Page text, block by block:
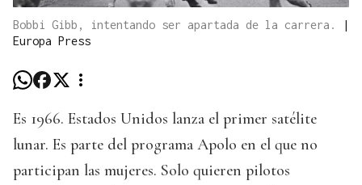
Bobbi Gibb, intentando ser apartada de la carrera.
|
Europa Press
Es 1966. Estados Unidos lanza el primer satélite
lunar. Es parte del programa Apolo en el que no
participan las mujeres. Solo quieren pilotos